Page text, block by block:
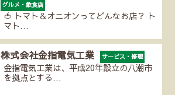
グルメ・飲食店
🍅 トマト＆オニオンってどんなお店？ ト
マト…
株式会社金指電気工業 サービス・修理
金指電気工業は、平成20年設立の八潮市
を拠点とする…